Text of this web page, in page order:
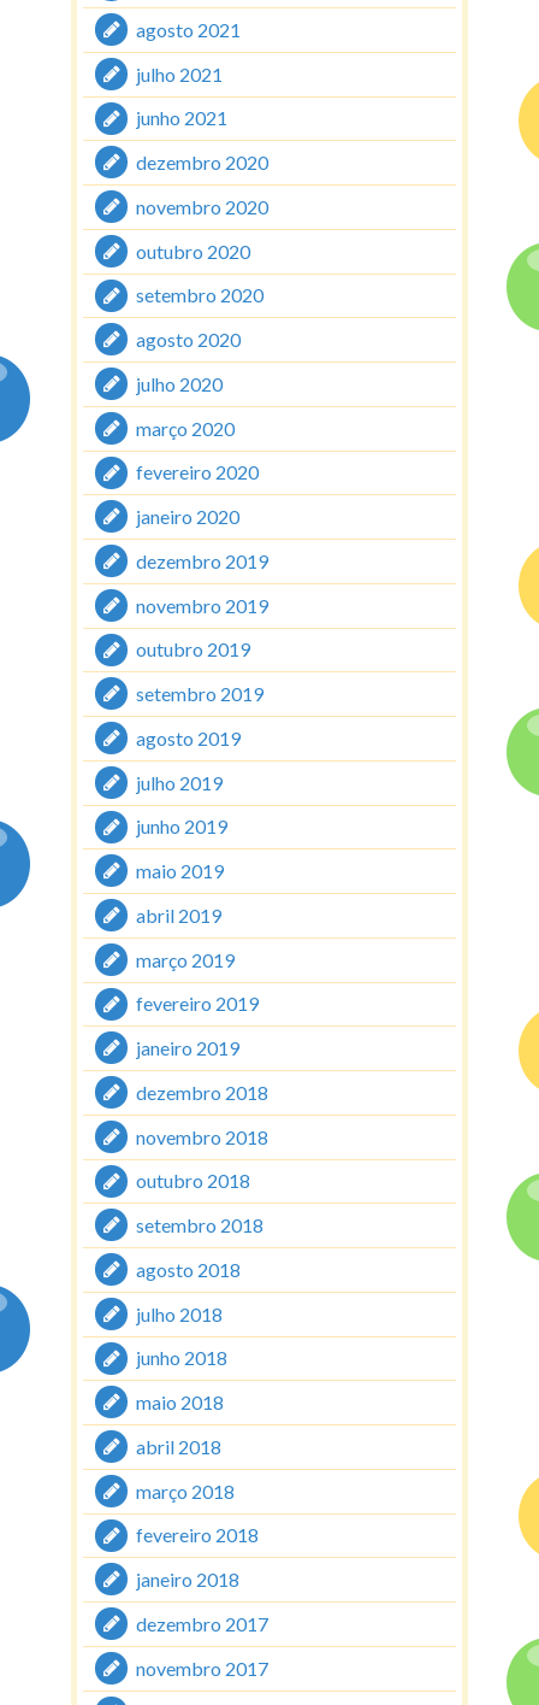
agosto 2021
julho 2021
junho 2021
dezembro 2020
novembro 2020
outubro 2020
setembro 2020
agosto 2020
julho 2020
março 2020
fevereiro 2020
janeiro 2020
dezembro 2019
novembro 2019
outubro 2019
setembro 2019
agosto 2019
julho 2019
junho 2019
maio 2019
abril 2019
março 2019
fevereiro 2019
janeiro 2019
dezembro 2018
novembro 2018
outubro 2018
setembro 2018
agosto 2018
julho 2018
junho 2018
maio 2018
abril 2018
março 2018
fevereiro 2018
janeiro 2018
dezembro 2017
novembro 2017